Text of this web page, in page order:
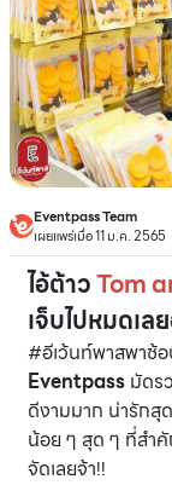
Eventpass Team
เผยแพร่เมื่อ 11 ม.ค. 2565
ไอ้ต้าวTom
เจ็บไปหมดเล
#อีเว้นท์พาสพาช้
Eventpass มัดร
ดีงามมาก น่ารักสุ
น้อย ๆ สุด ๆ ที่สำคั
จัดเลยจ้า!!